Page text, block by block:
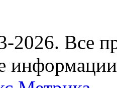
2026. Все